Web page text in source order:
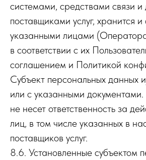
системами, средствами связи и
поставщиками услуг, хранится
указанными лицами
в соответствии с их
соглашением и Политикой
Субъект персональных данных
или с указанными
не несет ответственность за
лиц, в том числе указанных в
поставщиков услуг.
8.6. Установленные субъектом